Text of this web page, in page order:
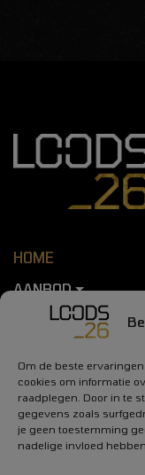
Om de beste
cookies om informatie
raadplegen. Door in te
gegevens zoals
je geen toestemming
nadelige invloed
HOME
AANBOD
ABONNEMENTEN
UPFRONT
CONTACT
FYSIO_26